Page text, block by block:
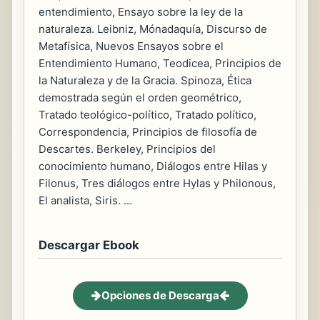
entendimiento, Ensayo sobre la ley de la
naturaleza. Leibniz, Mónadaquía, Discurso de
Metafísica, Nuevos Ensayos sobre el
Entendimiento Humano, Teodicea, Principios de
la Naturaleza y de la Gracia. Spinoza, Ética
demostrada según el orden geométrico,
Tratado teológico-político, Tratado político,
Correspondencia, Principios de filosofía de
Descartes. Berkeley, Principios del
conocimiento humano, Diálogos entre Hilas y
Filonus, Tres diálogos entre Hylas y Philonous,
El analista, Siris. ...
Descargar Ebook
Opciones de Descarga